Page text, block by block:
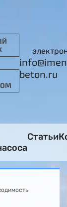
beton.ru
Статьи